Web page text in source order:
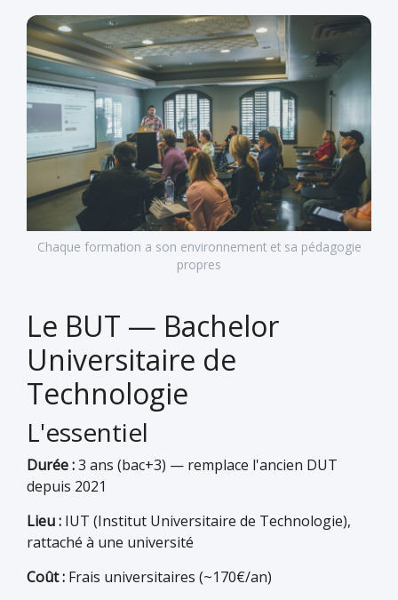
Chaque formation a son environnement et sa pédagogie
propres
Le BUT — Bachelor
Universitaire de
Technologie
L'essentiel
Durée :3 ans (bac+3) — remplace l'ancien DUT
depuis 2021
Lieu : IUT (Institut Universitaire de Technologie),
rattaché à une université
Coût : Frais universitaires (~170€/an)